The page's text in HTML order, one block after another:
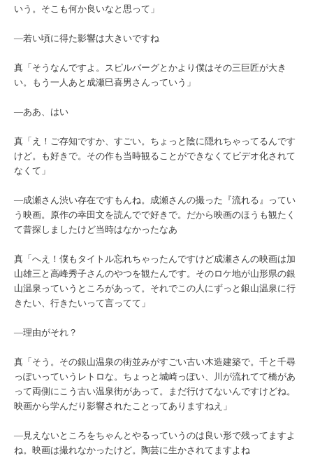
いう。そこも何か良いなと思って」
―若い頃に得た影響は大きいですね
真「そうなんですよ。スピルバーグとかより僕はその三巨匠が大き
い。もう一人あと成瀬巳喜男さんっていう」
―ああ、はい
真「え！ご存知ですか、すごい。ちょっと陰に隠れちゃってるんです
けど。も好きで。その作も当時観ることができなくてビデオ化されて
なくて」
―成瀬さん渋い存在ですもんね。成瀬さんの撮った『流れる』ってい
う映画。原作の幸田文を読んでで好きで。だから映画のほうも観たく
て昔探しましたけど当時はなかったなあ
真「へえ！僕もタイトル忘れちゃったんですけど成瀬さんの映画は加
山雄三と高峰秀子さんのやつを観たんです。そのロケ地が山形県の銀
山温泉っていうところがあって。それでこの人にずっと銀山温泉に行
きたい、行きたいって言ってて」
―理由がそれ？
真「そう。その銀山温泉の街並みがすごい古い木造建築で。千と千尋
っぽいっていうレトロな。ちょっと城崎っぽい、川が流れてて橋があ
って両側にこう古い温泉街があって。まだ行けてないんですけどね。
映画から学んだり影響されたことってありますねえ」
―見えないところをちゃんとやるっていうのは良い形で残ってますよ
ね。映画は撮れなかったけど。陶芸に生かされてますよね